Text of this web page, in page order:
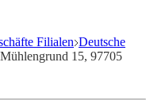
Filialen Deutsche
15, 97705